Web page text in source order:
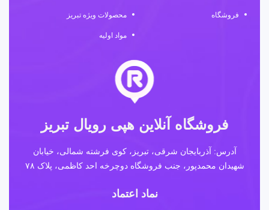
فروشگاه محصولات ویژه تبریز
مواد اولیه
فروشگاه آنلاین هپی رویال تبریز
آدرس: آذربایجان شرقی، تبریز، کوی فرشته شمالی، خیابان
شهیدان محمدپور، جنب فروشگاه دوچرخه احد کاظمی، پلاک ۷۸
نماد اعتماد